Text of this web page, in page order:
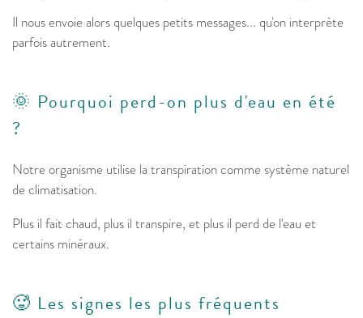
Il nous envoie alors quelques petits messages... qu'on interprète
parfois autrement.
🌞 Pourquoi perd-on plus d'eau en été
?
Notre organisme utilise la transpiration comme système naturel
de climatisation.
Plus il fait chaud, plus il transpire, et plus il perd de l'eau et
certains minéraux.
🥵 Les signes les plus fréquents